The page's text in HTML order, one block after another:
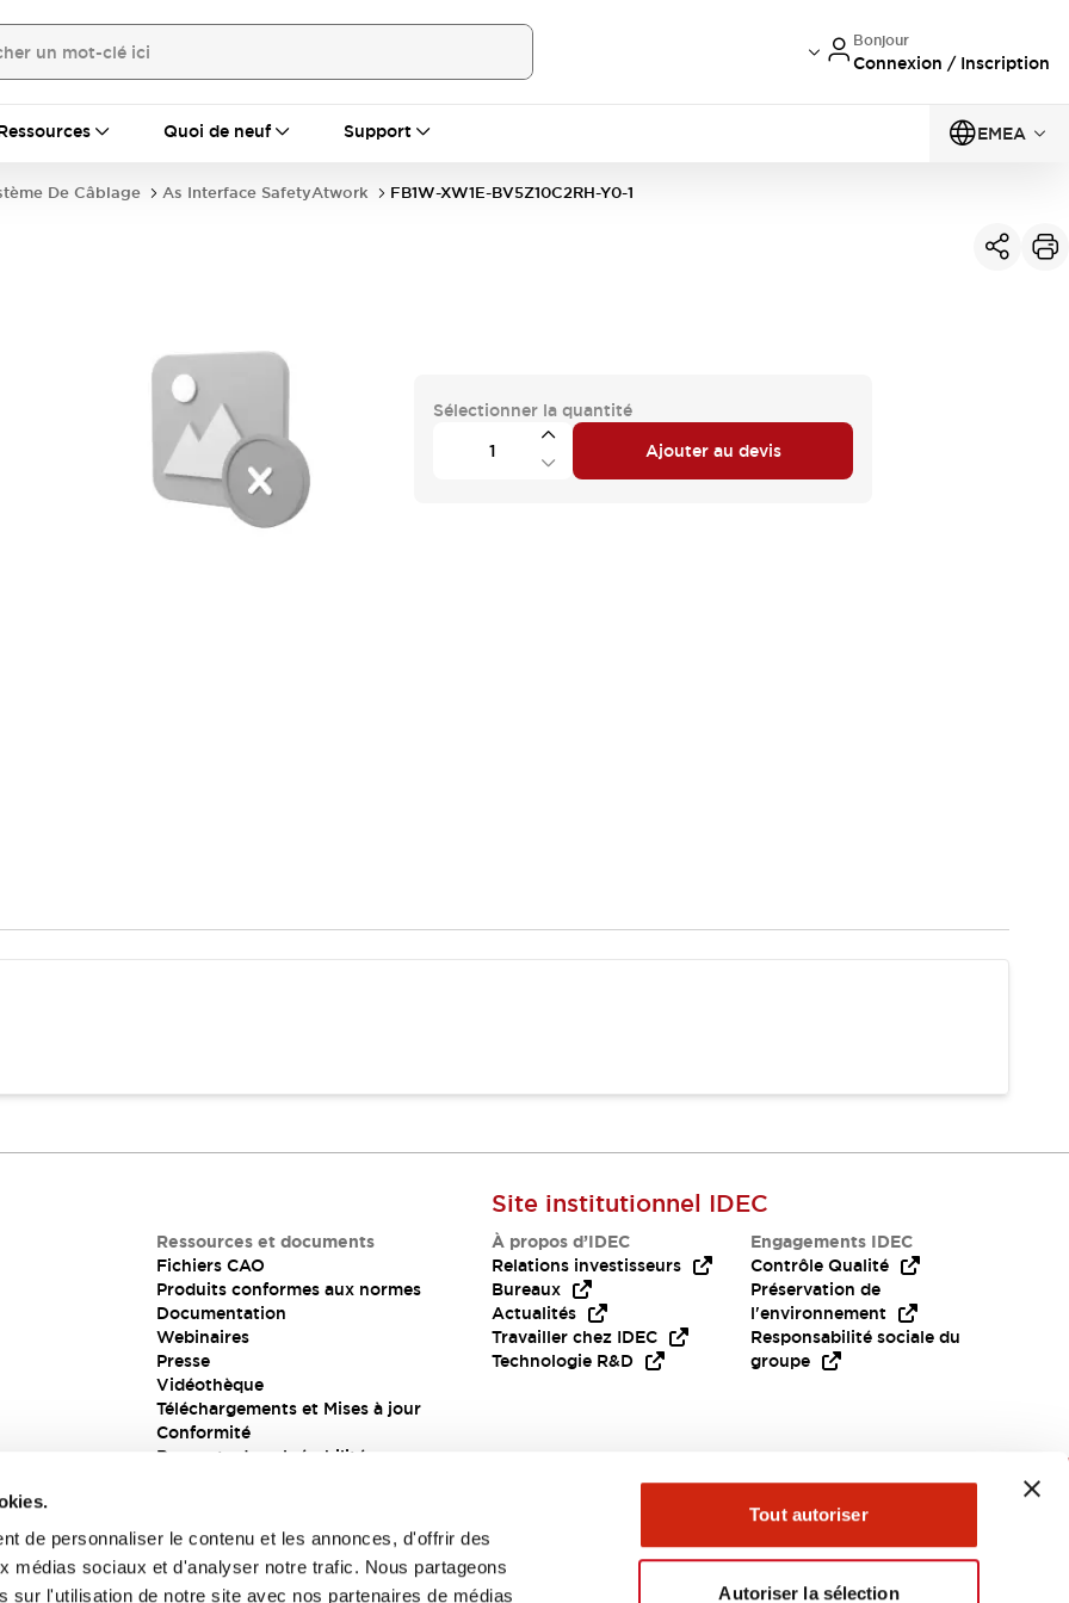
de personnaliser le contenu et les annonces, d'offrir des
médias sociaux et d'analyser notre trafic. Nous partageons
sur l'utilisation de notre site avec nos partenaires de médias
Tout autoriser
Autoriser la sélection
Bonjour
Connexion / Inscription
Quoi de neuf Support EMEA
Besoin d'aide?
De Câblage As Interface SafetyAtwork FB1W-XW1E-BV5Z10C2RH-Y0-1
Sélectionner la quantité
Ajouter au devis
Ressources et documents
Fichiers CAO
Produits conformes aux normes
Documentation
Webinaires
Presse
Vidéothèque
Téléchargements et Mises à jour
Conformité
Rapports de vulnérabilité
Site institutionnel IDEC
À propos d’IDEC
Relations investisseurs
Bureaux
Actualités
Travailler chez IDEC
Technologie R&D
Engagements IDEC
Contrôle Qualité
Préservation de
l'environnement
Responsabilité sociale du
groupe